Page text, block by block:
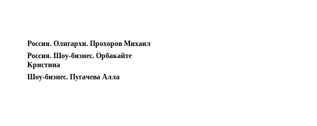
Россия. Олигархи. Прохоров Михаил
Россия. Шоу-бизнес. Орбакайте
Кристина
Шоу-бизнес. Пугачева Алла